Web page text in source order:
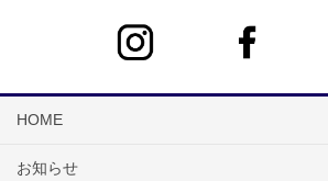
HOME
お知らせ